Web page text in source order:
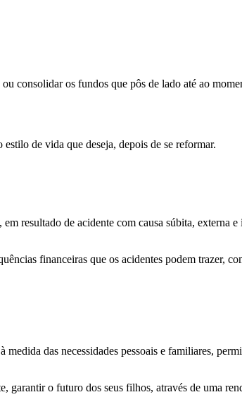
consolidar os fundos que pôs de lado até ao
de vida que deseja, depois de se reformar.
resultado de acidente com causa súbita, externa
financeiras que os acidentes podem trazer,
das necessidades pessoais e familiares,
garantir o futuro dos seus filhos, através de uma